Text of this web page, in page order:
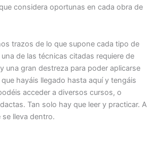
considera oportunas en cada obra de
trazos de lo que supone cada tipo de
de las técnicas citadas requiere de
una gran destreza para poder aplicarse
hayáis llegado hasta aquí y tengáis
acceder a diversos cursos, o
Tan solo hay que leer y practicar. A
lleva dentro.